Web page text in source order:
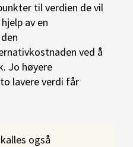
til verdien de vil
av en
ved å
Jo høyere
lavere verdi får
også